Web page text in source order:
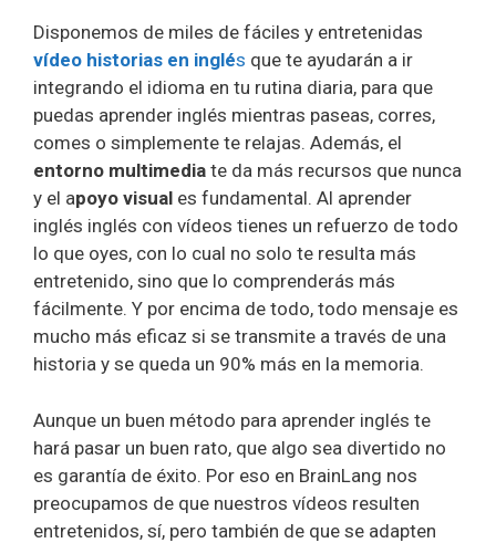
Disponemos de miles de fáciles y entretenidas
vídeo historias en inglés que te ayudarán a ir
integrando el idioma en tu rutina diaria, para que
puedas aprender inglés mientras paseas, corres,
comes o simplemente te relajas. Además, el
entorno multimedia te da más recursos que nunca
y el apoyo visual es fundamental. Al aprender
inglés inglés con vídeos tienes un refuerzo de todo
lo que oyes, con lo cual no solo te resulta más
entretenido, sino que lo comprenderás más
fácilmente. Y por encima de todo, todo mensaje es
mucho más eficaz si se transmite a través de una
historia y se queda un 90% más en la memoria.
Aunque un buen método para aprender inglés te
hará pasar un buen rato, que algo sea divertido no
es garantía de éxito. Por eso en BrainLang nos
preocupamos de que nuestros vídeos resulten
entretenidos, sí, pero también de que se adapten